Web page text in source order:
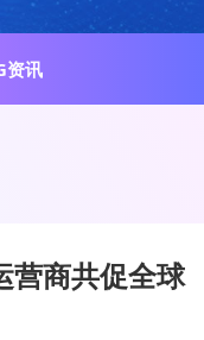
资讯
营商共促全球